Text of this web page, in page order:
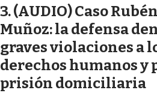
(AUDIO) Caso Rubén
Muñoz: la defensa
graves violaciones a
derechos humanos y
prisión domiciliaria